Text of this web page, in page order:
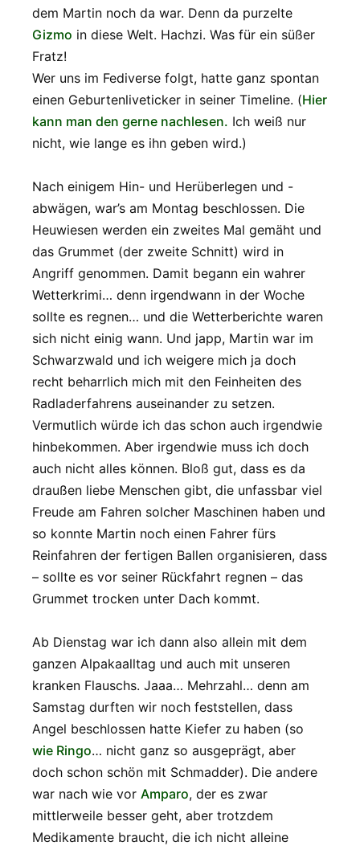
dem Martin noch da war. Denn da purzelte
Gizmo in diese Welt. Hachzi. Was für ein süßer
Fratz!
Wer uns im Fediverse folgt, hatte ganz spontan
einen Geburtenliveticker in seiner Timeline. (Hier
kann man den gerne nachlesen. Ich weiß nur
nicht, wie lange es ihn geben wird.)
Nach einigem Hin- und Herüberlegen und -
abwägen, war’s am Montag beschlossen. Die
Heuwiesen werden ein zweites Mal gemäht und
das Grummet (der zweite Schnitt) wird in
Angriff genommen. Damit begann ein wahrer
Wetterkrimi… denn irgendwann in der Woche
sollte es regnen… und die Wetterberichte waren
sich nicht einig wann. Und japp, Martin war im
Schwarzwald und ich weigere mich ja doch
recht beharrlich mich mit den Feinheiten des
Radladerfahrens auseinander zu setzen.
Vermutlich würde ich das schon auch irgendwie
hinbekommen. Aber irgendwie muss ich doch
auch nicht alles können. Bloß gut, dass es da
draußen liebe Menschen gibt, die unfassbar viel
Freude am Fahren solcher Maschinen haben und
so konnte Martin noch einen Fahrer fürs
Reinfahren der fertigen Ballen organisieren, dass
– sollte es vor seiner Rückfahrt regnen – das
Grummet trocken unter Dach kommt.
Ab Dienstag war ich dann also allein mit dem
ganzen Alpakaalltag und auch mit unseren
kranken Flauschs. Jaaa… Mehrzahl… denn am
Samstag durften wir noch feststellen, dass
Angel beschlossen hatte Kiefer zu haben (so
wie Ringo… nicht ganz so ausgeprägt, aber
doch schon schön mit Schmadder). Die andere
war nach wie vor Amparo, der es zwar
mittlerweile besser geht, aber trotzdem
Medikamente braucht, die ich nicht alleine